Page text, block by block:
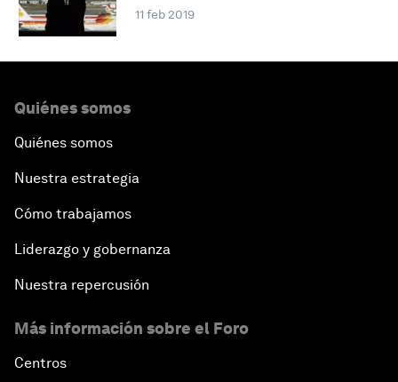
11 feb 2019
Quiénes somos
Quiénes somos
Nuestra estrategia
Cómo trabajamos
Liderazgo y gobernanza
Nuestra repercusión
Más información sobre el Foro
Centros